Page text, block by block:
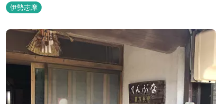
伊勢志摩